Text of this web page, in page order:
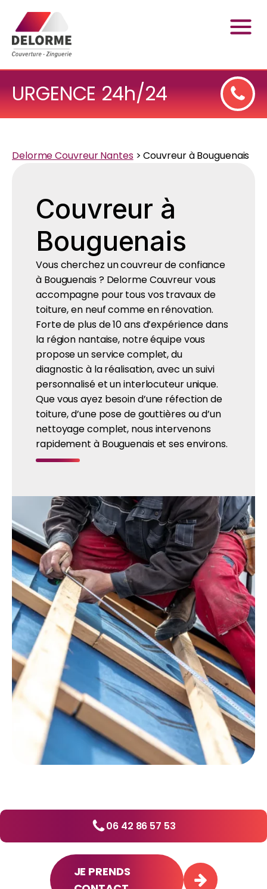
URGENCE 24h/24
Delorme Couvreur Nantes > Couvreur à Bouguenais
Couvreur à
Bouguenais
Vous cherchez un couvreur de confiance
à Bouguenais ? Delorme Couvreur vous
accompagne pour tous vos travaux de
toiture, en neuf comme en rénovation.
Forte de plus de 10 ans d’expérience dans
la région nantaise, notre équipe vous
propose un service complet, du
diagnostic à la réalisation, avec un suivi
personnalisé et un interlocuteur unique.
Que vous ayez besoin d’une réfection de
toiture, d’une pose de gouttières ou d’un
nettoyage complet, nous intervenons
rapidement à Bouguenais et ses environs.
06 42 86 57 53
JE PRENDS